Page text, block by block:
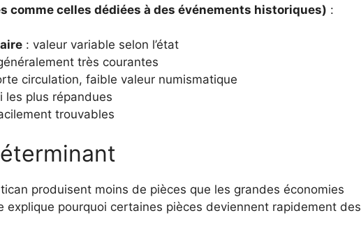
comme celles dédiées à des événements historiques) :
: valeur variable selon l’état
très courantes
circulation, faible valeur numismatique
les plus répandues
trouvables
produisent moins de pièces que les grandes économies
pourquoi certaines pièces deviennent rapidement des